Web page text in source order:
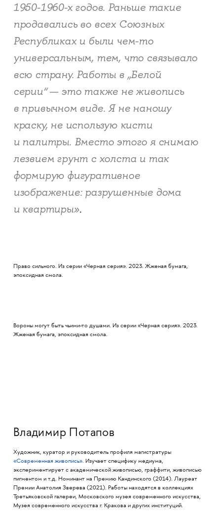
1950-1960-х годов. Раньше такие
продавались во всех Союзных
Республиках и были чем-то
универсальным, тем, что связывало
всю страну. Работы в „Белой
серии“ — это также не живопись
в привычном виде. Я не наношу
краску, не использую кисти
и палитры. Вместо этого я снимаю
лезвием грунт с холста и так
формирую фигуративное
изображение: разрушенные дома
и квартиры».
Право сильного. Из серии «Черная серия». 2023. Жженая бумага,
эпоксидная смола.
Вороны могут быть чьими-то душами. Из серии «Черная серия». 2023.
Жженая бумага, эпоксидная смола.
Владимир Потапов
Художник, куратор и руководитель профиля магистратуры
«Современная живопись». Изучает специфику медиума,
экспериментирует с академической живописью, граффити, живописью
пигментом и т.д. Номинант на Премию Кандинского (2014). Лауреат
Премии Анатолия Зверева (2021). Работы находятся в коллекциях
Третьяковской галереи, Московского музея современного искусства,
Музея современного искусства г. Кракова и других институций.